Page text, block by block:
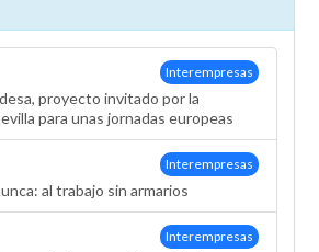
Interempresas
proyecto invitado por la
para unas jornadas europeas
Interempresas
al trabajo sin armarios
Interempresas